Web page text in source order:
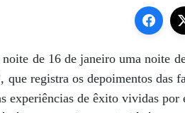
de 16 de janeiro uma noite
registra os depoimentos das
experiências de êxito vividas por